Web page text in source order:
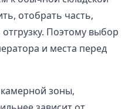
отобрать часть,
Поэтому выбор
и места перед
зоны,